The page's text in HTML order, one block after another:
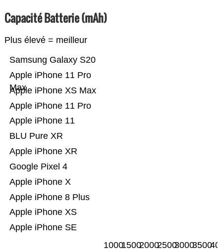
Capacité Batterie (mAh)
Plus élevé = meilleur
Apple iPhone SE
Apple iPhone XS
Apple iPhone 8 Plus
Apple iPhone X
Google Pixel 4
Apple iPhone XR
BLU Pure XR
Apple iPhone 11
Apple iPhone 11 Pro
Apple iPhone XS Max
Apple iPhone 11 Pro
Max
Samsung Galaxy S20
100015002000250030003500